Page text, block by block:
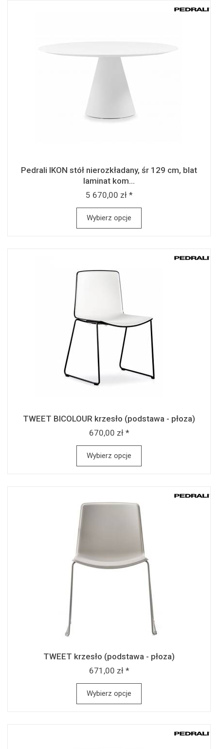
Pedrali IKON stół nierozkładany, śr 129 cm, blat
laminat kom...
5 670,00 zł *
Wybierz opcje
TWEET BICOLOUR krzesło (podstawa - płoza)
670,00 zł *
Wybierz opcje
TWEET krzesło (podstawa - płoza)
671,00 zł *
Wybierz opcje